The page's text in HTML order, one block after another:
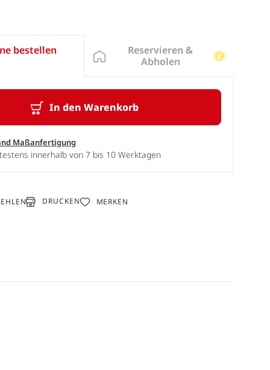
bestellen
In den Warenkorb
Maßanfertigung
innerhalb von 7 bis 10 Werktagen
Reservieren &
Abholen
DRUCKEN MERKEN